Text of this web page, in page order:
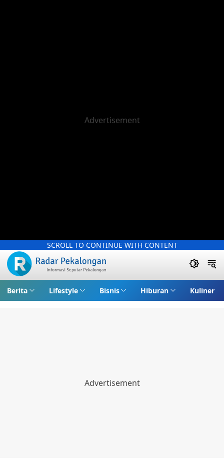
SCROLL TO CONTINUE WITH CONTENT
Berita Lifestyle Bisnis Hiburan Kuliner